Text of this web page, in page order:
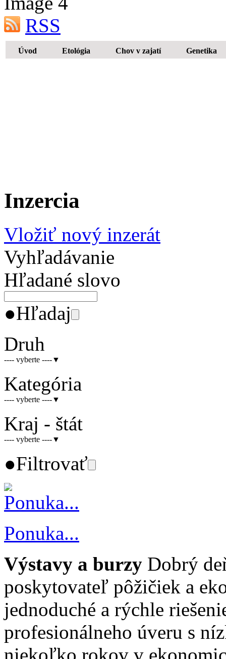
RSS
Úvod Etológia Chov v zajatí Genetika
Inzercia
Vložiť nový inzerát
Vyhľadávanie
Hľadané slovo
●Hľadaj
Druh
---- vyberte ----▼
Kategória
---- vyberte ----▼
Kraj - štát
---- vyberte ----▼
●Filtrovať
Ponuka...
Výstavy a burzy Dobrý
poskytovateľ pôžičiek a
jednoduché a rýchle
profesionálneho úveru s
niekoľko rokov v